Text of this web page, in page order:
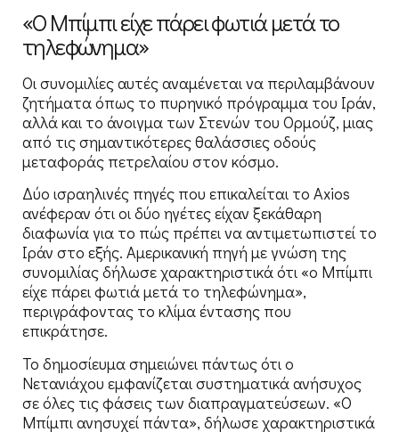
«Ο Μπίμπι είχε πάρει φωτιά μετά το
τηλεφώνημα»
Οι συνομιλίες αυτές αναμένεται να περιλαμβάνουν
ζητήματα όπως το πυρηνικό πρόγραμμα του Ιράν,
αλλά και το άνοιγμα των Στενών του Ορμούζ, μιας
από τις σημαντικότερες θαλάσσιες οδούς
μεταφοράς πετρελαίου στον κόσμο.
Δύο ισραηλινές πηγές που επικαλείται το Axios
ανέφεραν ότι οι δύο ηγέτες είχαν ξεκάθαρη
διαφωνία για το πώς πρέπει να αντιμετωπιστεί το
Ιράν στο εξής. Αμερικανική πηγή με γνώση της
συνομιλίας δήλωσε χαρακτηριστικά ότι «ο Μπίμπι
είχε πάρει φωτιά μετά το τηλεφώνημα»,
περιγράφοντας το κλίμα έντασης που
επικράτησε.
Το δημοσίευμα σημειώνει πάντως ότι ο
Νετανιάχου εμφανίζεται συστηματικά ανήσυχος
σε όλες τις φάσεις των διαπραγματεύσεων. «Ο
Μπίμπι ανησυχεί πάντα», δήλωσε χαρακτηριστικά